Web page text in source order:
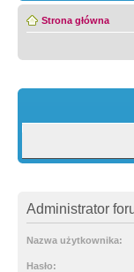
Strona główna
Administrator
Nazwa użytkownika:
Hasło: